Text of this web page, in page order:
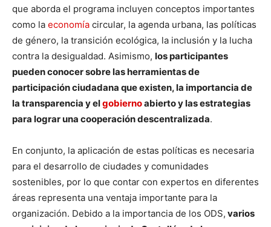
que aborda el programa incluyen conceptos importantes
como la economía circular, la agenda urbana, las políticas
de género, la transición ecológica, la inclusión y la lucha
contra la desigualdad. Asimismo, los participantes
pueden conocer sobre las herramientas de
participación ciudadana que existen, la importancia de
la transparencia y elgobiernoabierto y las estrategias
para lograr una cooperación descentralizada.
En conjunto, la aplicación de estas políticas es necesaria
para el desarrollo de ciudades y comunidades
sostenibles, por lo que contar con expertos en diferentes
áreas representa una ventaja importante para la
organización. Debido a la importancia de los ODS, varios